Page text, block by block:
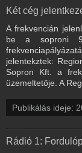
Két cég
A frekvencián
be a soproni
jelentekztek:
Sopron Kft. a
üzemeltetője. A
Publikálás ideje:
Rádió 1: